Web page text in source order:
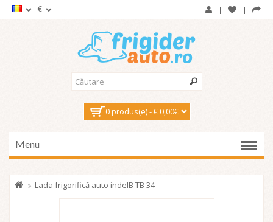
€
0 produs(e) - € 0,00€
Menu
Lada frigorifică auto indelB TB 34